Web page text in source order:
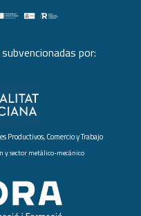
por:
Productivos, Comercio y Trabajo
y sector metálico-mecánico